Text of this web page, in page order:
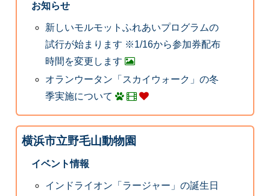
お知らせ
新しいモルモットふれあいプログラムの
試行が始まります ※1/16から参加券配布
時間を変更します
オランウータン「スカイウォーク」の冬
季実施について
横浜市立野毛山動物園
イベント情報
インドライオン「ラージャー」の誕生日